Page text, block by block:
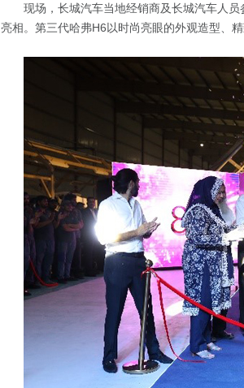
现场，长城汽车当地经销商及长城汽车人
亮相。第三代哈弗H6以时尚亮眼的外观造型、